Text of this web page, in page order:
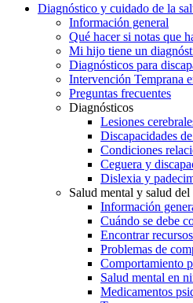
Diagnóstico y cuidado de la
Información general
Qué hacer si notas que
Mi hijo tiene un
Diagnósticos para
Intervención Temprana
Preguntas frecuentes
Diagnósticos
Lesiones
Discapacidades
Condiciones
Ceguera y
Dislexia y
Salud mental y salud
Información
Cuándo se debe
Encontrar recursos
Problemas de
Comportamiento
Salud mental en
Medicamentos